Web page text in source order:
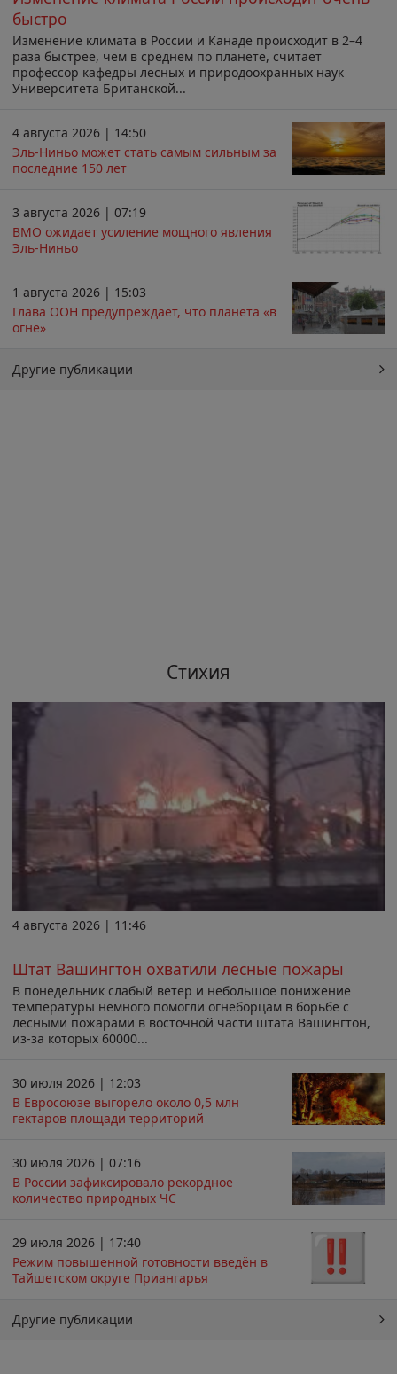
быстро
Изменение климата в России и Канаде происходит в 2–4
раза быстрее, чем в среднем по планете, считает
профессор кафедры лесных и природоохранных наук
Университета Британской...
4 августа 2026 | 14:50
Эль-Ниньо может стать самым сильным за
последние 150 лет
3 августа 2026 | 07:19
ВМО ожидает усиление мощного явления
Эль-Ниньо
1 августа 2026 | 15:03
Глава ООН предупреждает, что планета «в
огне»
Другие публикации
Стихия
4 августа 2026 | 11:46
Штат Вашингтон охватили лесные пожары
В понедельник слабый ветер и небольшое понижение
температуры немного помогли огнеборцам в борьбе с
лесными пожарами в восточной части штата Вашингтон,
из-за которых 60000...
30 июля 2026 | 12:03
В Евросоюзе выгорело около 0,5 млн
гектаров площади территорий
30 июля 2026 | 07:16
В России зафиксировало рекордное
количество природных ЧС
29 июля 2026 | 17:40
Режим повышенной готовности введён в
Тайшетском округе Приангарья
Другие публикации